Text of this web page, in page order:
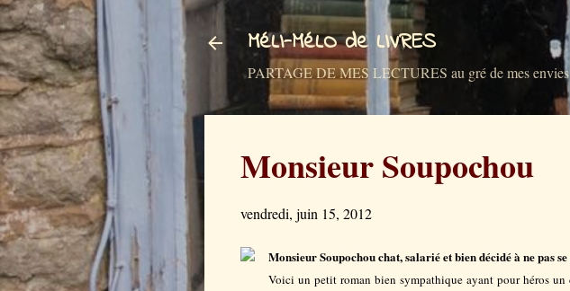
MéLI-MéLO de LIVRES
PARTAGE DE MES LECTURES au gré de mes
Monsieur Soupochou
vendredi, juin 15, 2012
Monsieur Soupochou chat, salarié et bien décidé à ne pas
Voici un petit roman bien sympathique ayant pour héros